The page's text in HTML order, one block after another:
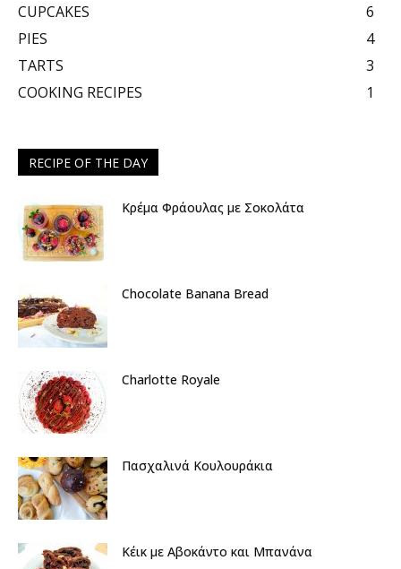
CUPCAKES
6
PIES
4
TARTS
3
COOKING RECIPES
1
RECIPE OF THE DAY
Κρέμα Φράουλας με Σοκολάτα
Chocolate Banana Bread
Charlotte Royale
Πασχαλινά Κουλουράκια
Κέικ με Αβοκάντο και Μπανάνα